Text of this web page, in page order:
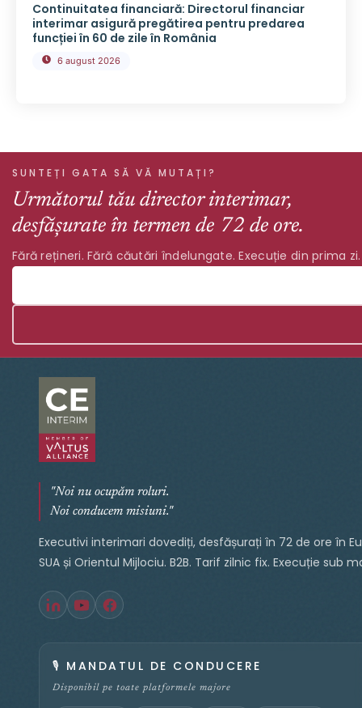
Continuitatea financiară: Directorul financiar
interimar asigură pregătirea pentru predarea
funcției în 60 de zile în România
6 august 2026
SUNTEȚI GATA SĂ VĂ MUTAȚI?
Următorul tău director interimar,
desfășurate în termen de 72 de ore.
Fără rețineri. Fără căutări îndelungate. Execuție din prima zi.
"Noi nu ocupăm roluri.
Noi conducem misiuni."
Executivi interimari dovediți, desfășurați în 72 de ore în
SUA și Orientul Mijlociu. B2B. Tarif zilnic fix. Execuție sub
🎙️ MANDATUL DE CONDUCERE
Disponibil pe toate platformele majore